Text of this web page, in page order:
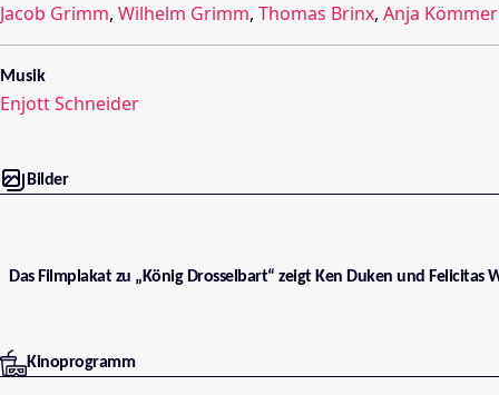
Jacob Grimm, Wilhelm Grimm, Thomas Brinx, Anja
Musik
Enjott Schneider
Bilder
Das Filmplakat zu „König Drosselbart“ zeigt Ken Duken und Felicitas
Kinoprogramm